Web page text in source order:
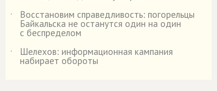
˙
Восстановим справедливость: погорельцы
Байкальска не останутся один на один
с беспределом
˙
Шелехов: информационная кампания
набирает обороты